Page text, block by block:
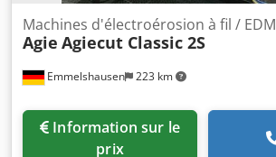
Emmelshausen 223 km
Machines d'électroérosion à fil / EDM
Agie Agiecut Classic 2S
prix